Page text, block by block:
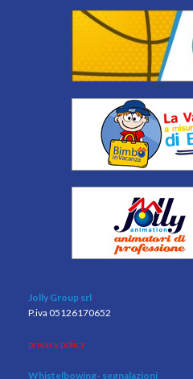
Jolly Group srl
P.iva 05126170652
privacy policy
Whistelbowing- segnalazioni